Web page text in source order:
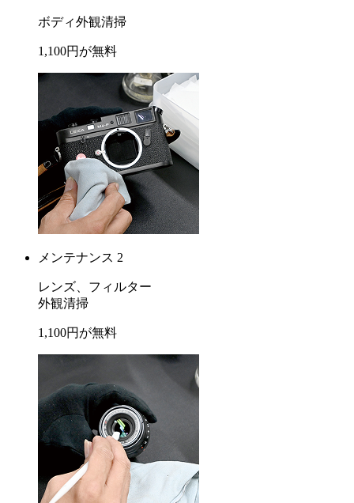
ボディ外観清掃
1,100円が無料
メンテナンス 2
レンズ、フィルター
外観清掃
1,100円が無料